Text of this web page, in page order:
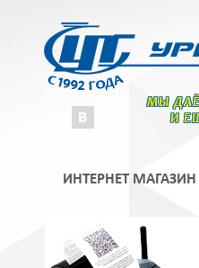
МЫ
И
ИНТЕРНЕТ МАГАЗИН